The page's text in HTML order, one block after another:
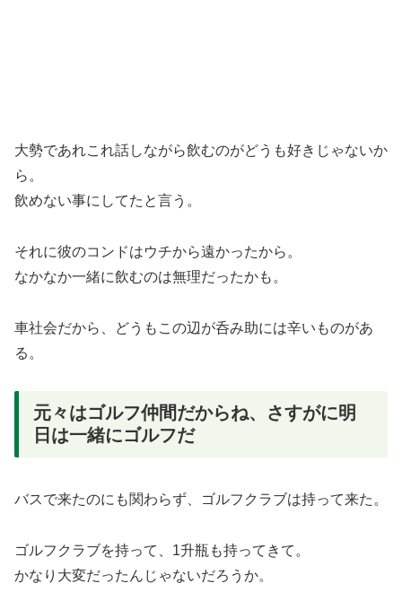
大勢であれこれ話しながら飲むのがどうも好きじゃないか
ら。
飲めない事にしてたと言う。
それに彼のコンドはウチから遠かったから。
なかなか一緒に飲むのは無理だったかも。
車社会だから、どうもこの辺が呑み助には辛いものがあ
る。
元々はゴルフ仲間だからね、さすがに明
日は一緒にゴルフだ
バスで来たのにも関わらず、ゴルフクラブは持って来た。
ゴルフクラブを持って、1升瓶も持ってきて。
かなり大変だったんじゃないだろうか。